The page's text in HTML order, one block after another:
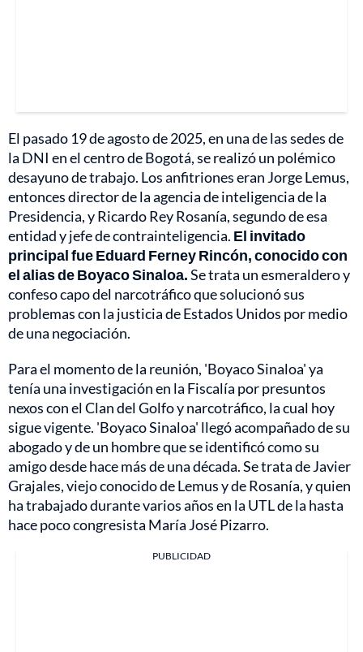
El pasado 19 de agosto de 2025, en una de las sedes de
la DNI en el centro de Bogotá, se realizó un polémico
desayuno de trabajo. Los anfitriones eran Jorge Lemus,
entonces director de la agencia de inteligencia de la
Presidencia, y Ricardo Rey Rosanía, segundo de esa
entidad y jefe de contrainteligencia. El invitado
principal fue Eduard Ferney Rincón, conocido con
el alias de Boyaco Sinaloa.Se trata un esmeraldero y
confeso capo del narcotráfico que solucionó sus
problemas con la justicia de Estados Unidos por medio
de una negociación.
Para el momento de la reunión, 'Boyaco Sinaloa' ya
tenía una investigación en la Fiscalía por presuntos
nexos con el Clan del Golfo y narcotráfico, la cual hoy
sigue vigente. 'Boyaco Sinaloa' llegó acompañado de su
abogado y de un hombre que se identificó como su
amigo desde hace más de una década. Se trata de Javier
Grajales, viejo conocido de Lemus y de Rosanía, y quien
ha trabajado durante varios años en la UTL de la hasta
hace poco congresista María José Pizarro.
PUBLICIDAD